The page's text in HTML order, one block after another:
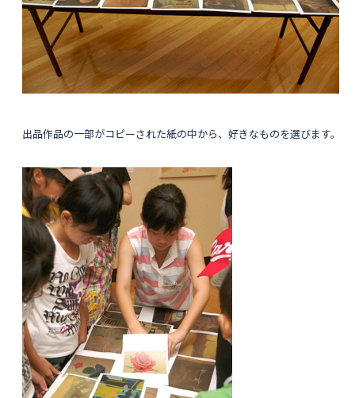
出品作品の一部がコピーされた紙の中から、好きなものを選びます。